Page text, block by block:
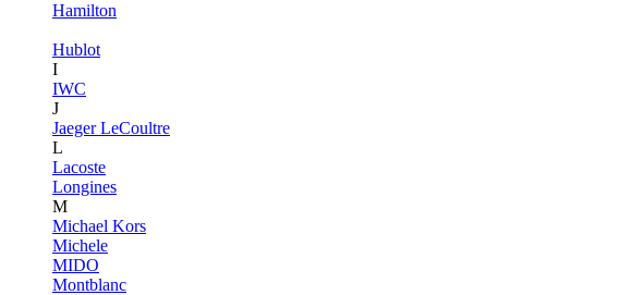
Hamilton
Hublot
I
IWC
J
Jaeger LeCoultre
L
Lacoste
Longines
M
Michael Kors
Michele
MIDO
Montblanc